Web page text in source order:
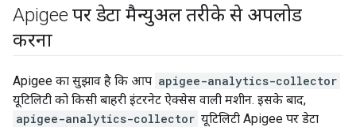
Apigee पर डेटा मैन्युअल तरीके से अपलोड
करना
Apigee का सुझाव है कि आप apigee-analytics-collector
यूटिलिटी को किसी बाहरी इंटरनेट ऐक्सेस वाली मशीन. इसके बाद,
apigee-analytics-collector यूटिलिटी Apigee पर डेटा